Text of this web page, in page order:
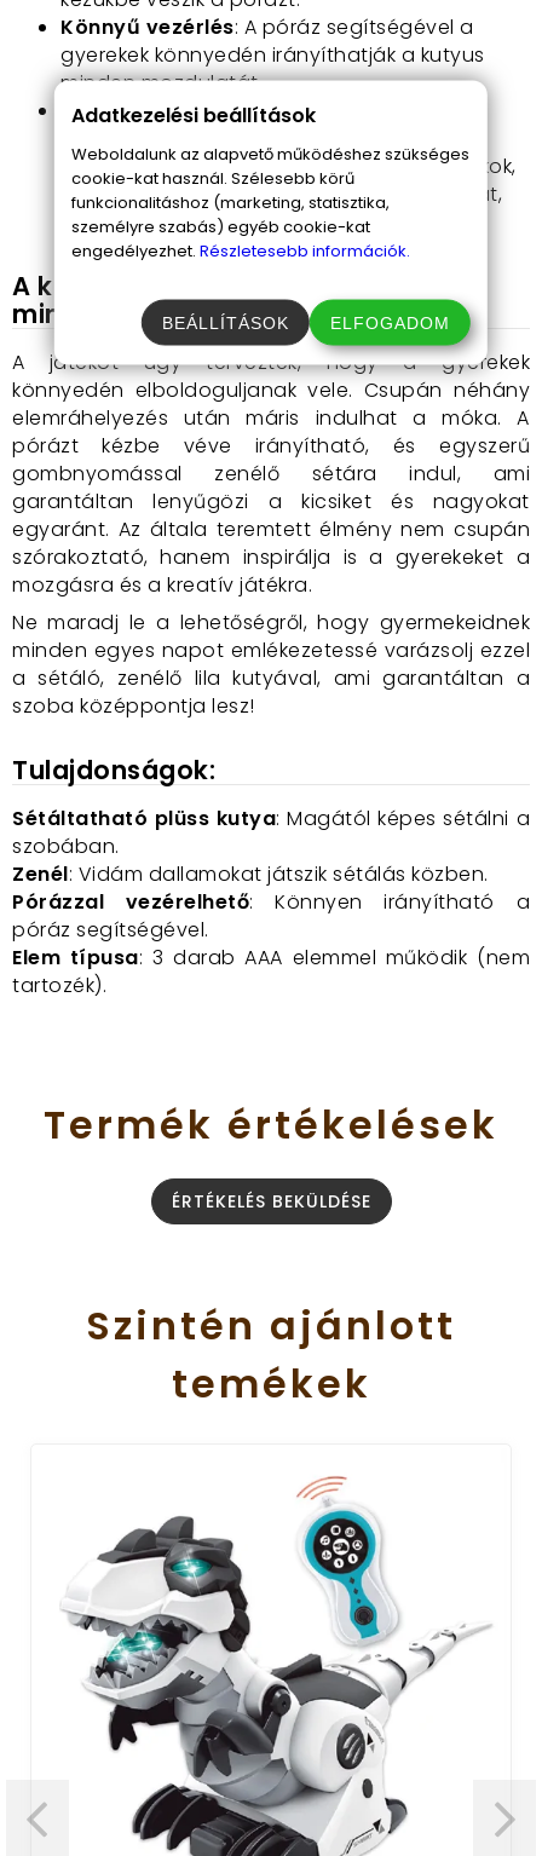
Könnyű vezérlés: A póráz segítségével a
gyerekek könnyedén irányíthatják a kutyus
minden mozdulatát.
AAA elemmel működik: Könnyen
segítségével - ezek azonban nem tartozékok,
így érdemes készenlétben tartani néhányat,
hogy a móka sose érjen véget!
A kutyus használata - egyszerűbb,
mint gondolnád!
A játékot úgy tervezték, hogy a gyerekek
könnyedén elboldoguljanak vele. Csupán néhány
elemráhelyezés után máris indulhat a móka. A
pórázt kézbe véve irányítható, és egyszerű
gombnyomással zenélő sétára indul, ami
garantáltan lenyűgözi a kicsiket és nagyokat
egyaránt. Az általa teremtett élmény nem csupán
szórakoztató, hanem inspirálja is a gyerekeket a
mozgásra és a kreatív játékra.
Ne maradj le a lehetőségről, hogy gyermekeidnek
minden egyes napot emlékezetessé varázsolj ezzel
a sétáló, zenélő lila kutyával, ami garantáltan a
szoba középpontja lesz!
Tulajdonságok:
Sétáltatható plüss kutya: Magától képes sétálni a
szobában.
Zenél: Vidám dallamokat játszik sétálás közben.
Pórázzal vezérelhető: Könnyen irányítható a
póráz segítségével.
Elem típusa: 3 darab AAA elemmel működik (nem
tartozék).
Termék értékelések
ÉRTÉKELÉS BEKÜLDÉSE
Szintén ajánlott
temékek
Adatkezelési beállítások
Weboldalunk az alapvető működéshez szükséges
cookie-kat használ. Szélesebb körű
funkcionalitáshoz (marketing, statisztika,
személyre szabás) egyéb cookie-kat
engedélyezhet. Részletesebb információk.
BEÁLLÍTÁSOK ELFOGADOM